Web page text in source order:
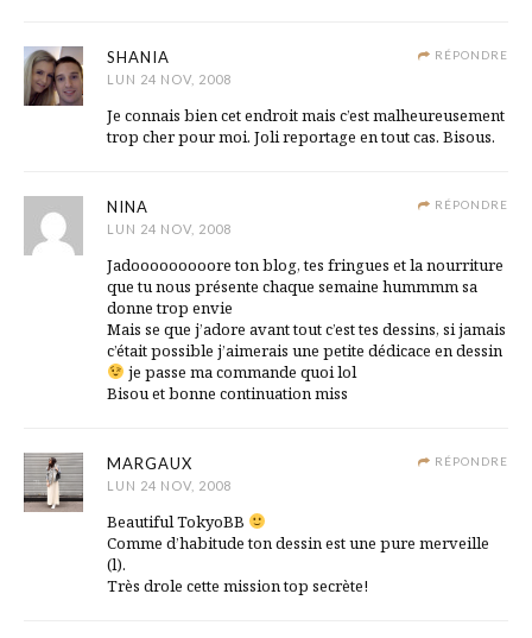
RÉPONDRE
SHANIA
LUN 24 NOV, 2008
Je connais bien cet endroit mais c’est malheureusement
trop cher pour moi. Joli reportage en tout cas. Bisous.
RÉPONDRE
NINA
LUN 24 NOV, 2008
Jadooooooooore ton blog, tes fringues et la nourriture
que tu nous présente chaque semaine hummmm sa
donne trop envie
Mais se que j’adore avant tout c’est tes dessins, si jamais
c’était possible j’aimerais une petite dédicace en dessin
je passe ma commande quoi lol
Bisou et bonne continuation miss
RÉPONDRE
MARGAUX
LUN 24 NOV, 2008
Beautiful TokyoBB
Comme d’habitude ton dessin est une pure merveille
(l).
Très drole cette mission top secrète!